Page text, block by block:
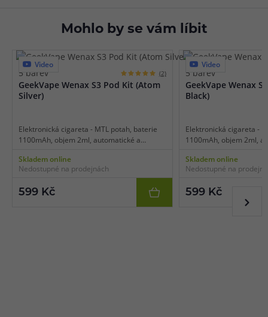
Mohlo by se vám líbit
Video
5 barev (2)
GeekVape Wenax S3 Pod Kit (Atom
Silver)
Elektronická cigareta - MTL potah, baterie
1100mAh, objem 2ml, automatické a
dobíjení USB-C, regulace air-flow,
inteligentní detekce odporu, intuitivní LED
cartridge Wenax S.
Skladem online
Nedostupné na prodejnách
599 Kč
Video
5 barev
GeekVape Wenax
Black)
Elektronická cigareta -
1100mAh, objem 2ml,
dobíjení USB-C,
inteligentní detekce
cartridge Wenax S.
Skladem online
Nedostupné na
599 Kč